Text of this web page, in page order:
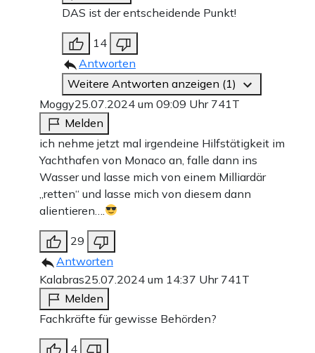
DAS ist der entscheidende Punkt!
14
Antworten
Weitere Antworten anzeigen (1)
Moggy25.07.2024 um 09:09 Uhr 741T
Melden
ich nehme jetzt mal irgendeine Hilfstätigkeit im
Yachthafen von Monaco an, falle dann ins
Wasser und lasse mich von einem Milliardär
„retten“ und lasse mich von diesem dann
alientieren….
29
Antworten
Kalabras25.07.2024 um 14:37 Uhr 741T
Melden
Fachkräfte für gewisse Behörden?
4